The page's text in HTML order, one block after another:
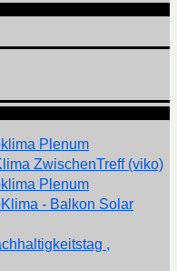
Plenum
ZwischenTreff (viko)
Plenum
- Balkon Solar
,